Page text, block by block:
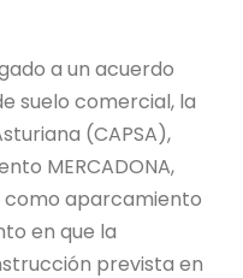
a un acuerdo
suelo comercial, la
(CAPSA),
MERCADONA,
como aparcamiento
en que la
prevista en